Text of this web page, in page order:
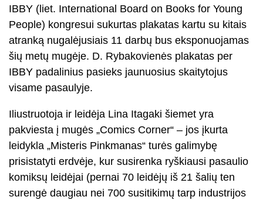
IBBY (liet. International Board on Books for Young
People) kongresui sukurtas plakatas kartu su kitais
atranką nugalėjusiais 11 darbų bus eksponuojamas
šių metų mugėje. D. Rybakovienės plakatas per
IBBY padalinius pasieks jaunuosius skaitytojus
visame pasaulyje.
Iliustruotoja ir leidėja Lina Itagaki šiemet yra
pakviesta į mugės „Comics Corner“ – jos įkurta
leidykla „Misteris Pinkmanas“ turės galimybę
prisistatyti erdvėje, kur susirenka ryškiausi pasaulio
komiksų leidėjai (pernai 70 leidėjų iš 21 šalių ten
surengė daugiau nei 700 susitikimų tarp industrijos